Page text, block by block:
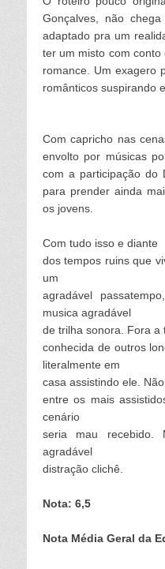
Gonçalves, não
adaptado pra um
ter um misto com
romance. Um exagero
românticos suspirando
Com capricho nas
envolto por músicas
com a participação do
para prender ainda
os jovens.
Com tudo isso e diante
dos tempos ruins que
um
agradável
musica agradável
de trilha sonora. Fora a
conhecida de outros
literalmente em
casa assistindo ele. Não
entre os mais
cenário
seria mau recebido.
agradável
distração clichê.
Nota: 6,5
Nota Média Geral da